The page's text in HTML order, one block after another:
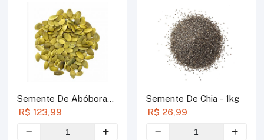
Semente De Abóbora
R$ 123,99
Semente De Chia - 1kg
R$ 26,99